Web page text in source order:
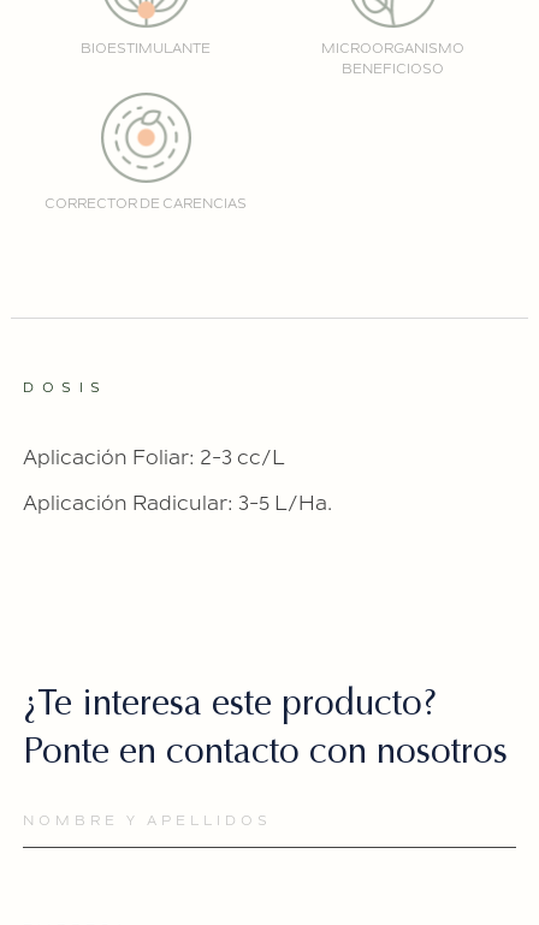
BIOESTIMULANTE
MICROORGANISMO
BENEFICIOSO
CORRECTOR DE CARENCIAS
DOSIS
Aplicación Foliar: 2-3 cc/L
Aplicación Radicular: 3-5 L/Ha.
¿Te interesa este producto?
Ponte en contacto con nosotros